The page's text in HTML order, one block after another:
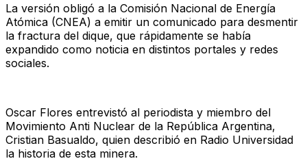
La versión obligó a la Comisión Nacional de Energía
Atómica (CNEA) a emitir un comunicado para desmentir
la fractura del dique, que rápidamente se había
expandido como noticia en distintos portales y redes
sociales.
Oscar Flores entrevistó al periodista y miembro del
Movimiento Anti Nuclear de la República Argentina,
Cristian Basualdo, quien describió en Radio Universidad
la historia de esta minera.